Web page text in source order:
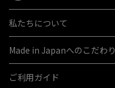
私たちについて
Made in Japanへのこだわり
ご利用ガイド